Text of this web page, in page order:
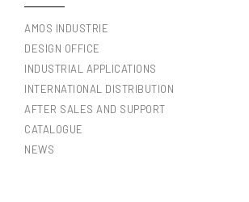
AMOS INDUSTRIE
DESIGN OFFICE
INDUSTRIAL APPLICATIONS
INTERNATIONAL DISTRIBUTION
AFTER SALES AND SUPPORT
CATALOGUE
NEWS